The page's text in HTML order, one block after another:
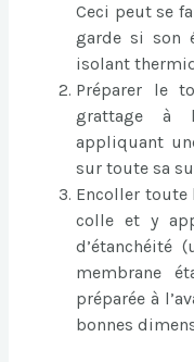
Ceci peut se
garde si son
isolant
Préparer le
grattage à
appliquant
sur toute sa
Encoller toute
colle et y
d’étanchéité
membrane
préparée à
bonnes